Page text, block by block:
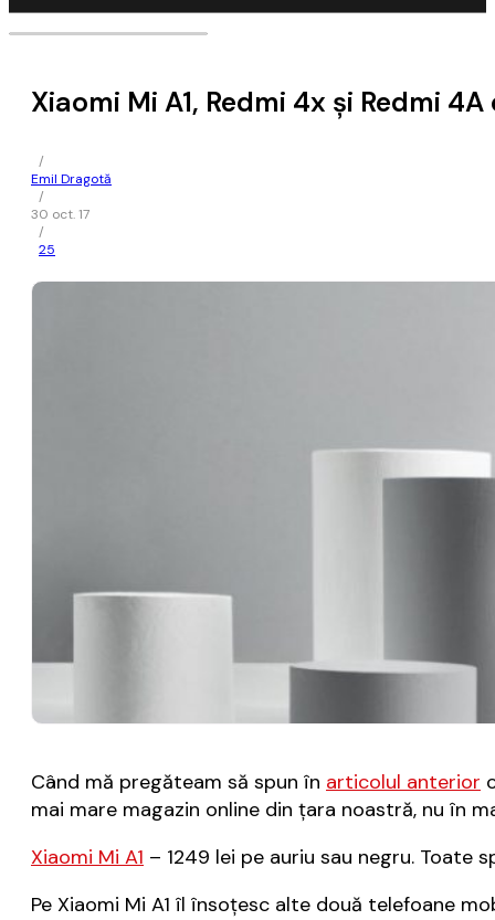
Xiaomi Mi A1, Redmi 4x și Redmi
/
Emil Dragotă
/
30 oct. 17
/
25
Când mă pregăteam să spun în articolul anterior
mai mare magazin online din țara noastră, nu în
Xiaomi Mi A1 – 1249 lei pe auriu sau negru.
Pe Xiaomi Mi A1 îl însoțesc alte două telefoane